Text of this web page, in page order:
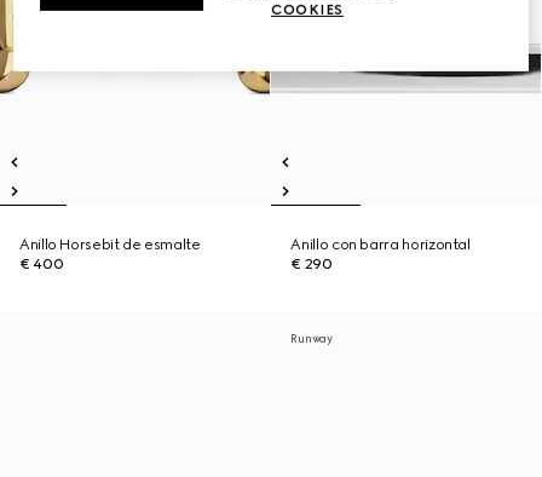
Anillo Horsebit de esmalte
€ 400
Anillo con barra horizontal
€ 290
Runway
COOKIES